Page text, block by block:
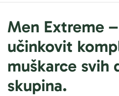
Men Extreme
učinkovit
muškarce svih
skupina.